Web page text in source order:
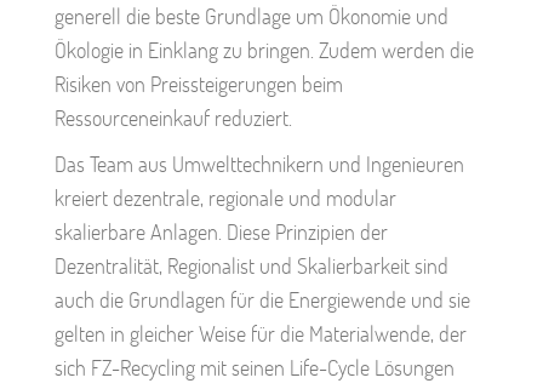
generell die beste Grundlage um Ökonomie und
Ökologie in Einklang zu bringen. Zudem werden die
Risiken von Preissteigerungen beim
Ressourceneinkauf reduziert.
Das Team aus Umwelttechnikern und Ingenieuren
kreiert dezentrale, regionale und modular
skalierbare Anlagen. Diese Prinzipien der
Dezentralität, Regionalist und Skalierbarkeit sind
auch die Grundlagen für die Energiewende und sie
gelten in gleicher Weise für die Materialwende, der
sich FZ-Recycling mit seinen Life-Cycle Lösungen